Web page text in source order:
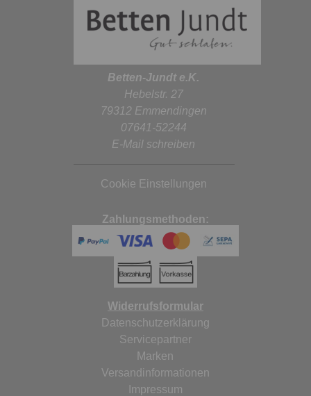
Betten-Jundt e.K.
Hebelstr. 27
79312 Emmendingen
07641-52244
E-Mail schreiben
Cookie Einstellungen
Zahlungsmethoden:
Widerrufsformular
Datenschutzerklärung
Servicepartner
Marken
Versandinformationen
Impressum